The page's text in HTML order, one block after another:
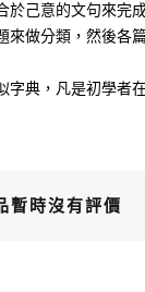
己意的文句來
做分類，然後
典，凡是初學
暫時沒有評價